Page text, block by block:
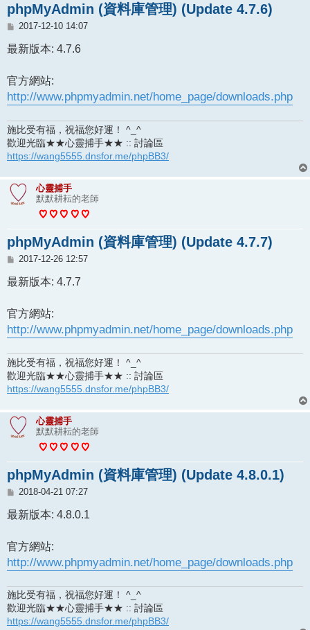
phpMyAdmin (資料庫管理) (Update 4.7.6)
文
2017-12-10 14:07
最新版本: 4.7.6
官方網站:
http://www.phpmyadmin.net/home_page/downloads.php
施比受有福，祝福您好運！ ^_^
歡迎光臨★★心靈捕手★★ :: 討論區
https://wang5555.dnsfor.me/phpBB3/
心靈捕手
默默耕耘的老師
phpMyAdmin (資料庫管理) (Update 4.7.7)
文
2017-12-26 12:57
最新版本: 4.7.7
官方網站:
http://www.phpmyadmin.net/home_page/downloads.php
施比受有福，祝福您好運！ ^_^
歡迎光臨★★心靈捕手★★ :: 討論區
https://wang5555.dnsfor.me/phpBB3/
心靈捕手
默默耕耘的老師
phpMyAdmin (資料庫管理) (Update 4.8.0.1)
文
2018-04-21 07:27
最新版本: 4.8.0.1
官方網站:
http://www.phpmyadmin.net/home_page/downloads.php
施比受有福，祝福您好運！ ^_^
歡迎光臨★★心靈捕手★★ :: 討論區
https://wang5555.dnsfor.me/phpBB3/